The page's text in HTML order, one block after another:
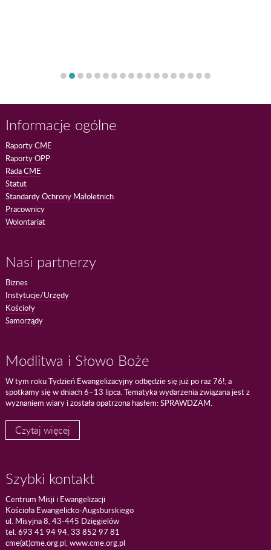
Informacje ogólne
Raporty CME
Raporty OPP
Rada CME
Statut
Standardy Ochrony Małoletnich
Pracownicy
Wolontariat
Nasi partnerzy
Biznes
Instytucje/Urzędy
Kościoły
Samorządy
Modlitwa i Słowo Boże
W tym roku Tydzień Ewangelizacyjny odbędzie się już po raz 76!, a
spotkamy się w dniach 6–13 lipca. Tematyka wydarzenia związana jest z
wyznaniem wiary i została opatrzona hasłem: SPRAWDZAM.
Czytaj więcej
Szybki kontakt
Centrum Misji i Ewangelizacji
Kościoła Ewangelicko-Augsburskiego
ul. Misyjna 8, 43-445 Dzięgielów
tel. 693 41 94 94, 33 852 97 81
cme(at)cme.org.pl, www.cme.org.pl